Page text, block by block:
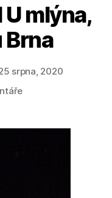
mlýna,
Brna
srpna, 2020
u
názvem